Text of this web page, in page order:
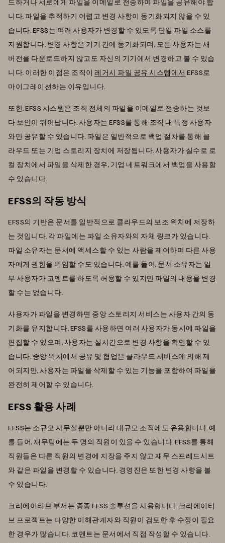
드하거나 서로에게 파일을 이메일로 전송하여 파일을 공유해야 합
니다. 파일을 추적하기 어렵고 변경 사항이 동기화되지 않을 수 있
습니다. EFSS는 여러 사용자가 변경할 수 있도록 단일 파일 소스를
지원합니다. 변경 사항은 기기 간에 동기화되며, 모든 사용자는 새
버전을 다운로드하지 않고도 자신의 기기에서 변경하고 볼 수 있습
니다. 이러한 이점은 조직이 레거시 파일 공유 시스템에서 EFSS로
마이그레이션하는 이유입니다.
또한, EFSS 시스템은 조직 전체의 파일을 이메일로 전송하는 것보
다 보안이 뛰어납니다. 사용자는 EFSS를 통해 조직 내 특정 사용자
와만 공유할 수 있습니다. 파일은 일반적으로 백업 절차를 통해 클
라우드 또는 기업 스토리지 장치에 저장됩니다. 사용자가 실수로 로
컬 장치에서 파일을 삭제한 경우, 기업 네트워크에서 백업을 사용할
수 있습니다.
EFSS의 작동 방식
EFSS의 기반은 문서를 일반적으로 클라우드의 보조 위치에 저장하
는 것입니다. 각 파일에는 파일 소유자와의 자체 링크가 있습니다.
파일 소유자는 문서에 액세스할 수 있는 사람을 제어하며 다른 사용
자에게 권한을 위임할 수도 있습니다. 예를 들어, 문서 소유자는 일
부 사용자가 코멘트를 하도록 허용할 수 있지만 파일의 내용을 변경
할 수는 없습니다.
사용자가 파일을 변경하면 중앙 스토리지 서비스는 사용자 간의 동
기화를 유지합니다. EFSS를 사용하면 여러 사용자가 동시에 파일을
편집할 수 있으며, 사용자는 실시간으로 변경 사항을 확인할 수 있
습니다. 중앙 위치에서 공유 및 협업은 클라우드 서비스에 의해 제
어되지만, 사용자는 파일을 삭제할 수 있는 기능을 포함하여 파일을
완전히 제어할 수 있습니다.
EFSS 활용 사례
EFSS는 소규모 사무실뿐만 아니라 대규모 조직에도 유용합니다. 예
를 들어, 재무팀에는 두 명의 직원이 있을 수 있습니다. EFSS를 통해
직원들은 다른 직원의 변경에 지장을 주지 않고 재무 스프레드시트
와 같은 파일을 변경할 수 있습니다. 경영진은 또한 변경 사항을 볼
수 있습니다.
크리에이티브 부서는 종종 EFSS 솔루션을 사용합니다. 크리에이티
브 프로젝트는 다양한 이해관계자와 직원이 검토한 후 수정이 필요
한 경우가 많습니다. 코멘트는 문서에서 직접 작성할 수 있습니다.